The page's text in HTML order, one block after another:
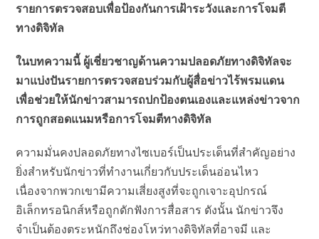
รายการตรวจสอบเพื่อป้องกันการเฝ้าระวังและการโจมตี
ทางดิจิทัล
​ในบทความนี้ ผู้เชี่ยวชาญด้านความปลอดภัยทางดิจิทัลจะ
มาแบ่งปันรายการตรวจสอบร่วมกับผู้สื่อข่าวไร้พรมแดน
เพื่อช่วยให้นักข่าวสามารถปกป้องตนเองและแหล่งข่าวจาก
การถูกสอดแนมหรือการโจมตีทางดิจิทัล
ความมั่นคงปลอดภัยทางไซเบอร์เป็นประเด็นที่สำคัญอย่าง
ยิ่งสำหรับนักข่าวที่ทำงานเกี่ยวกับประเด็นอ่อนไหว
เนื่องจากพวกเขามีความเสี่ยงสูงที่จะถูกเจาะอุปกรณ์
อิเล็กทรอนิกส์หรือถูกดักฟังการสื่อสาร ดังนั้น นักข่าวจึง
จำเป็นต้องตระหนักถึงช่องโหว่ทางดิจิทัลที่อาจมี และ